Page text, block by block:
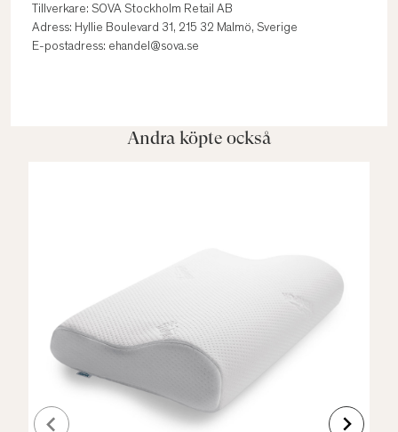
Tillverkare: SOVA Stockholm Retail AB
Adress: Hyllie Boulevard 31, 215 32 Malmö, Sverige
E-postadress: ehandel@sova.se
Andra köpte också